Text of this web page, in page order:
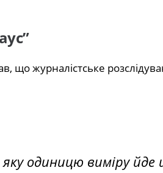
що журналістське
одиницю виміру йде